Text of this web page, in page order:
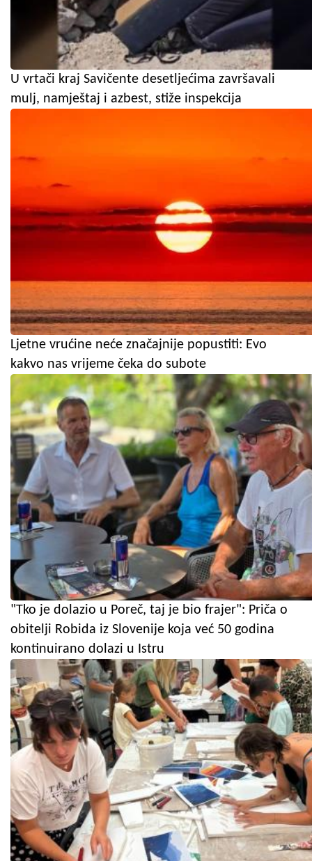
U vrtači kraj Savičente desetljećima završavali
mulj, namještaj i azbest, stiže inspekcija
Ljetne vrućine neće značajnije popustiti: Evo
kakvo nas vrijeme čeka do subote
"Tko je dolazio u Poreč, taj je bio frajer": Priča o
obitelji Robida iz Slovenije koja već 50 godina
kontinuirano dolazi u Istru